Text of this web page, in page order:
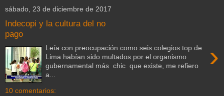
sábado, 23 de diciembre de 2017
Indecopi y la cultura del no
pago
›
Leía con preocupación como seis colegios top de
Lima habían sido multados por el organismo
gubernamental más chic que existe, me refiero
a...
10 comentarios: